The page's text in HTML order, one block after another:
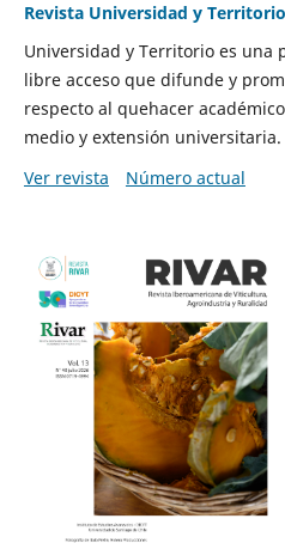
Revista Universidad y Territorio
Universidad y Territorio es una
libre acceso que difunde y
respecto al quehacer
medio y extensión universitaria.
Ver revista
Número actual